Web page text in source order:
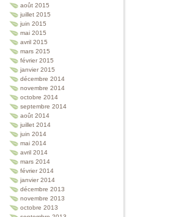
août 2015
juillet 2015
juin 2015
mai 2015
avril 2015
mars 2015
février 2015
janvier 2015
décembre 2014
novembre 2014
octobre 2014
septembre 2014
août 2014
juillet 2014
juin 2014
mai 2014
avril 2014
mars 2014
février 2014
janvier 2014
décembre 2013
novembre 2013
octobre 2013